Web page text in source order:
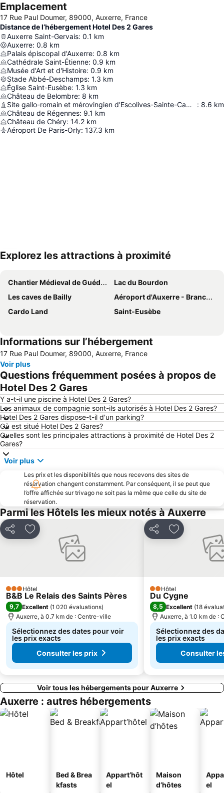
Emplacement
17 Rue Paul Doumer, 89000, Auxerre, France
Distance de l’hébergement Hotel Des 2 Gares
Auxerre Saint-Gervais: 0.1 km
Auxerre: 0.8 km
Palais épiscopal d'Auxerre: 0.8 km
Cathédrale Saint-Étienne: 0.9 km
Musée d'Art et d'Histoire: 0.9 km
Stade Abbé-Deschamps: 1.3 km
Église Saint-Eusèbe: 1.3 km
Château de Belombre: 8 km
Site gallo-romain et mérovingien d'Escolives-Sainte-Camille
: 8.6 km
Château de Régennes: 9.1 km
Château de Chéry: 14.2 km
Aéroport De Paris-Orly: 137.3 km
Explorez les attractions à proximité
Chantier Médieval de Guédelon
Lac du Bourdon
Les caves de Bailly
Aéroport d'Auxerre - Branches
Cardo Land
Saint-Eusèbe
Informations sur l’hébergement
17 Rue Paul Doumer, 89000, Auxerre, France
Voir plus
Questions fréquemment posées à propos de
Hotel Des 2 Gares
Y a-t-il une piscine à Hotel Des 2 Gares?
Les animaux de compagnie sont-ils autorisés à Hotel Des 2 Gares?
Hotel Des 2 Gares dispose-t-il d'un parking?
Où est situé Hotel Des 2 Gares?
Quelles sont les principales attractions à proximité de Hotel Des 2
Gares?
Voir plus
Les prix et les disponibilités que nous recevons des sites de
réservation changent constamment. Par conséquent, il se peut que
l’offre affichée sur trivago ne soit pas la même que celle du site de
réservation.
Parmi les Hôtels les mieux notés à Auxerre
PartagerAjouter à mes favoris
3 Étoiles
Hôtel
B&B Le Relais des Saints Pères
9,7 Excellent (1 020 évaluations)
Auxerre, à 0.7 km de : Centre-ville
Sélectionnez des dates pour voir
les prix exacts
Consulter les prix
PartagerAjouter à
2 Étoiles
Hôtel
Du Cygne
8,5 Excellent (18
Auxerre, à 1.0 km de :
Sélectionnez des
les prix exacts
Consulter
Voir tous les hébergements pour Auxerre
Auxerre : autres hébergements
Hôtel
Bed & Brea
kfasts
Appart’hôt
el
Maison
d’hôtes
el